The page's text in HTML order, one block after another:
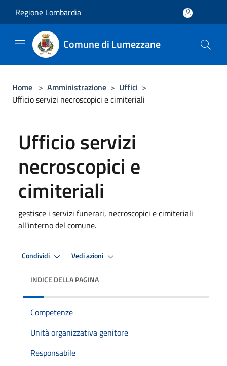
Regione Lombardia
Comune di Lumezzane
Home > Amministrazione > Uffici >
Ufficio servizi necroscopici e cimiteriali
Ufficio servizi
necroscopici e
cimiteriali
gestisce i servizi funerari, necroscopici e cimiteriali
all'interno del comune.
Condividi Vedi azioni
INDICE DELLA PAGINA
Competenze
Unità organizzativa genitore
Responsabile